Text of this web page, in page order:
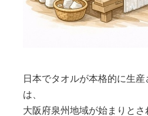
日本でタオルが本格的に生
は、
大阪府泉州地域が始まりとさ